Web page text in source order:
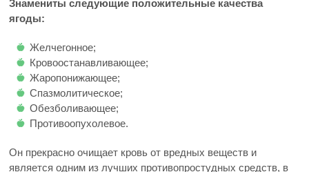
Знамениты следующие положительные качества
ягоды:
Желчегонное;
Кровоостанавливающее;
Жаропонижающее;
Спазмолитическое;
Обезболивающее;
Противоопухолевое.
Он прекрасно очищает кровь от вредных веществ и
является одним из лучших противопростудных средств, в